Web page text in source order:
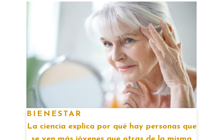
BIENESTAR
La ciencia explica por qué hay personas que